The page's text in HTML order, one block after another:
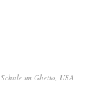
Schule im Ghetto, USA